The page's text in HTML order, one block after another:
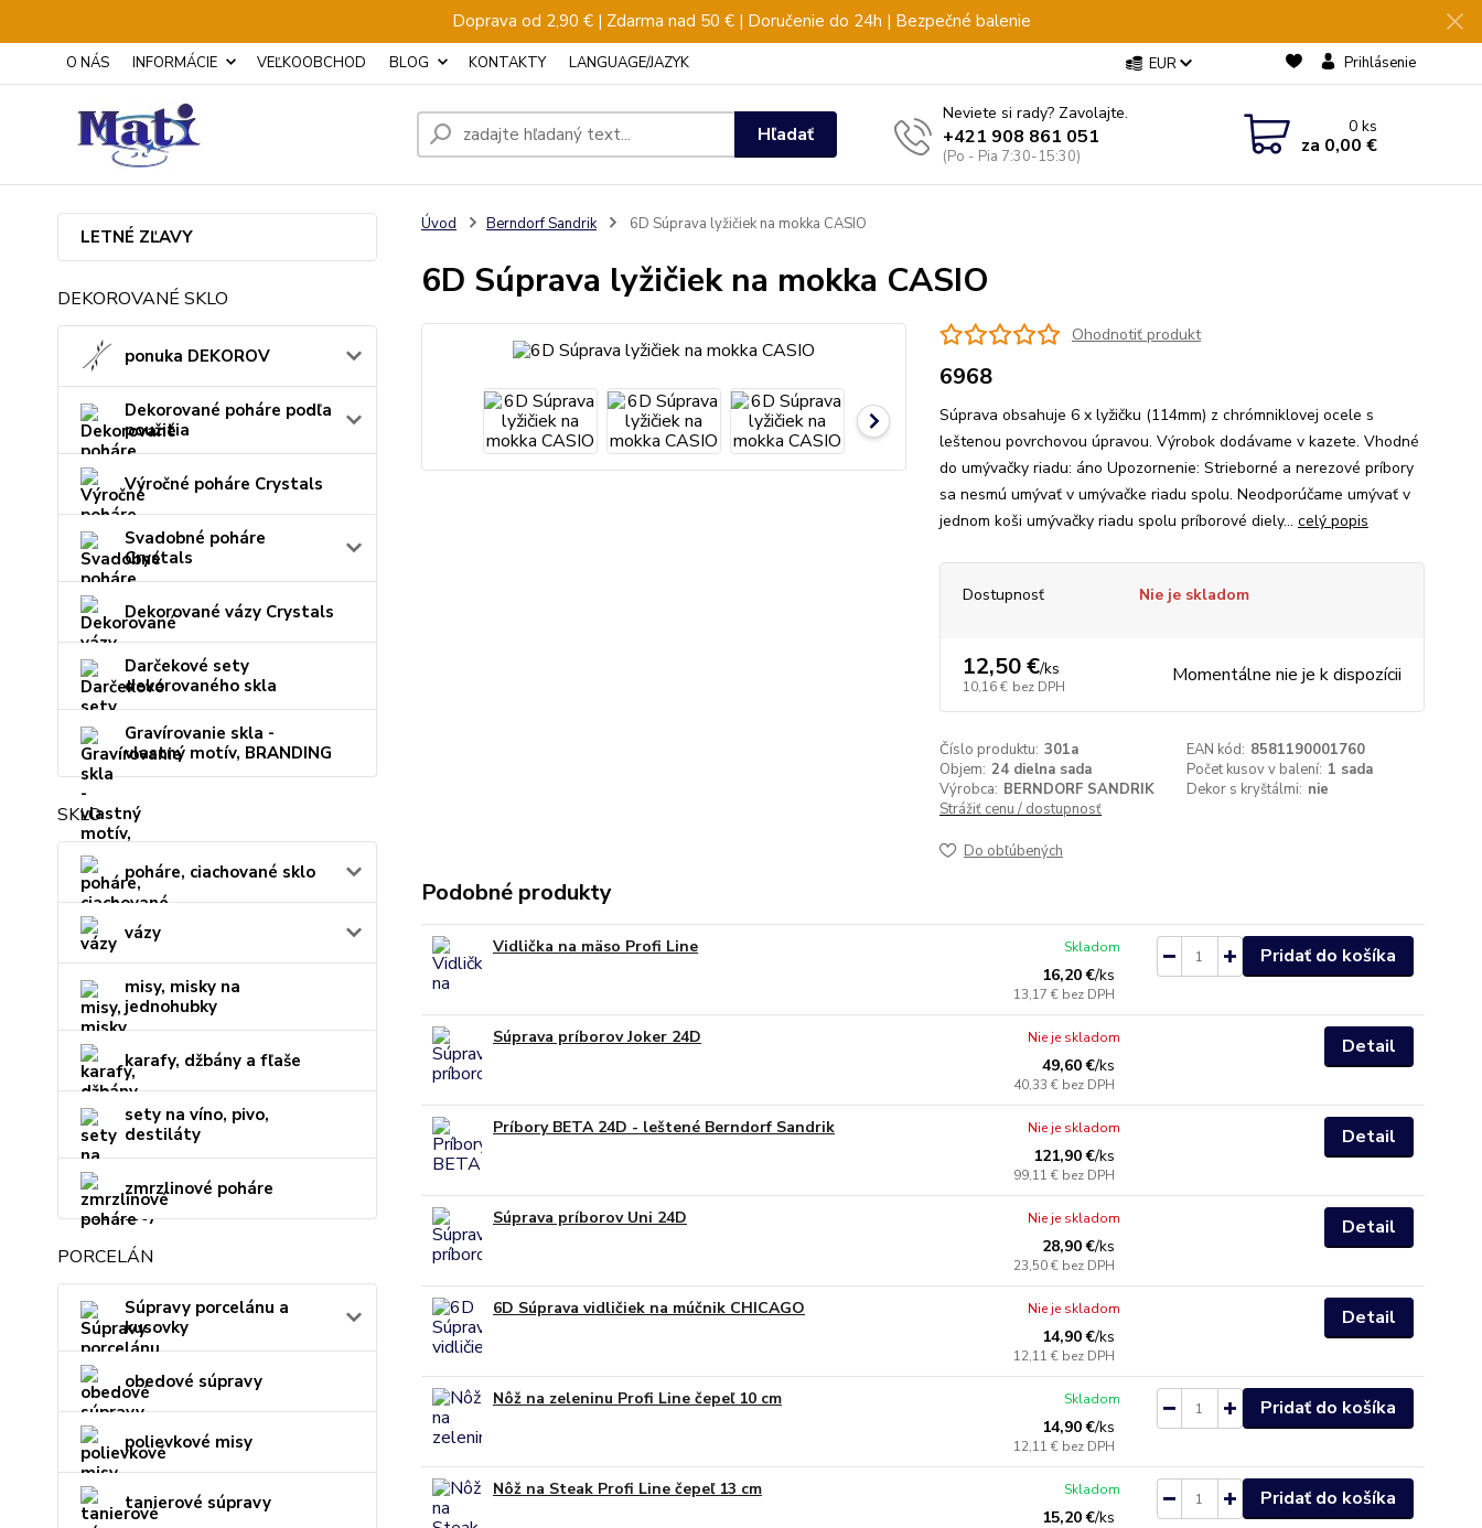
Doprava od 2,90 € | Zdarma nad 50 € | Doručenie do 24h | Bezpečné balenie
O NÁS INFORMÁCIE VEĽKOOBCHOD BLOG KONTAKTY LANGUAGE/JAZYK EUR Prihlásenie
Hľadať
Neviete si rady? Zavolajte.
+421 908 861 051
(Po - Pia 7:30-15:30)
0ks
za 0,00 €
LETNÉ ZĽAVY
DEKOROVANÉ SKLO
ponuka DEKOROV
Dekorované poháre podľa
použitia
Výročné poháre Crystals
Svadobné poháre
Crystals
Dekorované vázy Crystals
Darčekové sety
dekorovaného skla
Gravírovanie skla -
vlastný motív, BRANDING
SKLO
poháre, ciachované sklo
vázy
misy, misky na
jednohubky
karafy, džbány a fľaše
sety na víno, pivo,
destiláty
zmrzlinové poháre
PORCELÁN
Súpravy porcelánu a
kusovky
obedové súpravy
polievkové misy
tanierové súpravy
Úvod Berndorf Sandrik 6D Súprava lyžičiek na mokka CASIO
6D Súprava lyžičiek na mokka CASIO
Ohodnotiť produkt
6968
Súprava obsahuje 6 x lyžičku (114mm) z chrómniklovej ocele s
leštenou povrchovou úpravou. Výrobok dodávame v kazete. Vhodné
do umývačky riadu: áno Upozornenie: Strieborné a nerezové príbory
sa nesmú umývať v umývačke riadu spolu. Neodporúčame umývať v
jednom koši umývačky riadu spolu príborové diely... celý popis
Dostupnosť Nie je skladom
12,50 €/ks
10,16 € bez DPH Momentálne nie je k dispozícii
Číslo produktu: 301a EAN kód: 8581190001760
Objem: 24 dielna sada Počet kusov v balení: 1 sada
Výrobca: BERNDORF SANDRIK Dekor s kryštálmi: nie
Strážiť cenu / dostupnosť
Do obľúbených
Podobné produkty
Vidlička na mäso Profi Line
16,20 €/ks
13,17 € bez DPH
Skladom Pridať do košíka
Súprava príborov Joker 24D
49,60 €/ks
40,33 € bez DPH
Nie je skladom Detail
Príbory BETA 24D - leštené Berndorf Sandrik
121,90 €/ks
99,11 € bez DPH
Nie je skladom Detail
Súprava príborov Uni 24D
28,90 €/ks
23,50 € bez DPH
Nie je skladom Detail
6D Súprava vidličiek na múčnik CHICAGO
14,90 €/ks
12,11 € bez DPH
Nie je skladom Detail
Nôž na zeleninu Profi Line čepeľ 10 cm
14,90 €/ks
12,11 € bez DPH
Skladom Pridať do košíka
Nôž na Steak Profi Line čepeľ 13 cm
15,20 €/ks
Skladom Pridať do košíka